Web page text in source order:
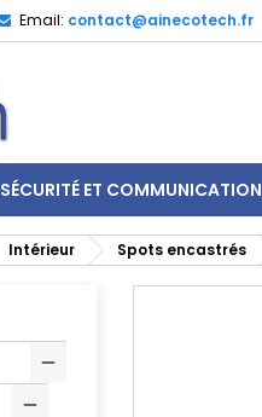
Email: contact@ainecotech.fr
SÉCURITÉ ET COMMUNICATION
Intérieur Spots encastrés